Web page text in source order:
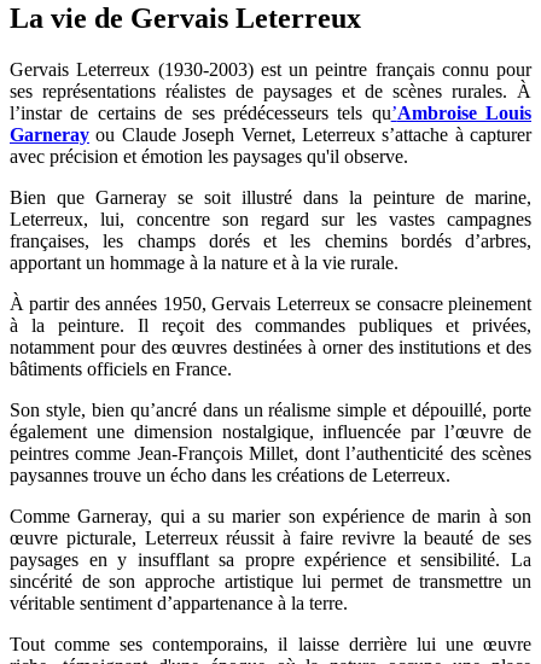
La vie de Gervais Leterreux
Gervais Leterreux (1930-2003) est un peintre français connu pour
ses représentations réalistes de paysages et de scènes rurales. À
l’instar de certains de ses prédécesseurs tels qu’Ambroise Louis
Garneray ou Claude Joseph Vernet, Leterreux s’attache à capturer
avec précision et émotion les paysages qu'il observe.
Bien que Garneray se soit illustré dans la peinture de marine,
Leterreux, lui, concentre son regard sur les vastes campagnes
françaises, les champs dorés et les chemins bordés d’arbres,
apportant un hommage à la nature et à la vie rurale.
À partir des années 1950, Gervais Leterreux se consacre pleinement
à la peinture. Il reçoit des commandes publiques et privées,
notamment pour des œuvres destinées à orner des institutions et des
bâtiments officiels en France.
Son style, bien qu’ancré dans un réalisme simple et dépouillé, porte
également une dimension nostalgique, influencée par l’œuvre de
peintres comme Jean-François Millet, dont l’authenticité des scènes
paysannes trouve un écho dans les créations de Leterreux.
Comme Garneray, qui a su marier son expérience de marin à son
œuvre picturale, Leterreux réussit à faire revivre la beauté de ses
paysages en y insufflant sa propre expérience et sensibilité. La
sincérité de son approche artistique lui permet de transmettre un
véritable sentiment d’appartenance à la terre.
Tout comme ses contemporains, il laisse derrière lui une œuvre